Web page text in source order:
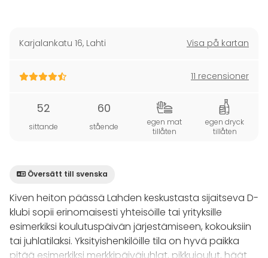
Karjalankatu 16, Lahti Visa på kartan
11 recensioner
52
sittande
60
stående
egen mat
tillåten
egen dryck
tillåten
Översätt till svenska
Kiven heiton päässä Lahden keskustasta sijaitseva D-
klubi sopii erinomaisesti yhteisöille tai yrityksille
esimerkiksi koulutuspäivän järjestämiseen, kokouksiin
tai juhlatilaksi. Yksityishenkilöille tila on hyvä paikka